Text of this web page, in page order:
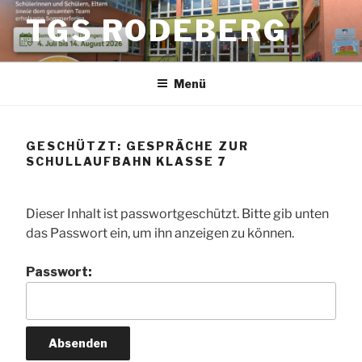
Zum
Inhalt
springenTGS RODEBERG
Menü
GESCHÜTZT: GESPRÄCHE ZUR
SCHULLAUFBAHN KLASSE 7
Dieser Inhalt ist passwortgeschützt. Bitte gib unten
das Passwort ein, um ihn anzeigen zu können.
Passwort: